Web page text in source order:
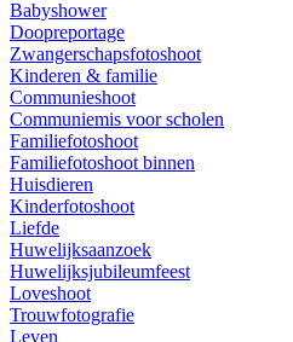
Babyshower
Doopreportage
Zwangerschapsfotoshoot
Kinderen & familie
Communieshoot
Communiemis voor scholen
Familiefotoshoot
Familiefotoshoot binnen
Huisdieren
Kinderfotoshoot
Liefde
Huwelijksaanzoek
Huwelijksjubileumfeest
Loveshoot
Trouwfotografie
Leven